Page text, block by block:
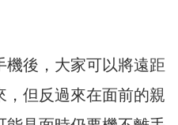
後，大家可以將遠距
但反過來在面前的親